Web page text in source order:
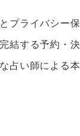
プライバシー
結する予約・
占い師による